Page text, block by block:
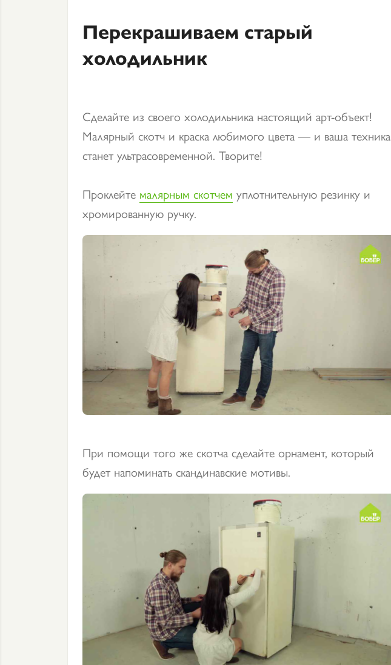
Перекрашиваем старый
холодильник
Сделайте из своего холодильника настоящий арт-объект!
Малярный скотч и краска любимого цвета — и ваша техника
станет ультрасовременной. Творите!
Проклейте малярным скотчем уплотнительную резинку и
хромированную ручку.
При помощи того же скотча сделайте орнамент, который
будет напоминать скандинавские мотивы.